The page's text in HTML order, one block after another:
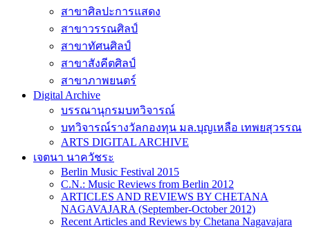
สาขาศิลปะการแสดง
สาขาวรรณศิลป์
สาขาทัศนศิลป์
สาขาสังคีตศิลป์
สาขาภาพยนตร์
Digital Archive
บรรณานุกรมบทวิจารณ์
บทวิจารณ์รางวัลกองทุน มล.บุญเหลือ เทพยสุวรรณ
ARTS DIGITAL ARCHIVE
เจตนา นาควัชระ
Berlin Music Festival 2015
C.N.: Music Reviews from Berlin 2012
ARTICLES AND REVIEWS BY CHETANA
NAGAVAJARA (September-October 2012)
Recent Articles and Reviews by Chetana Nagavajara